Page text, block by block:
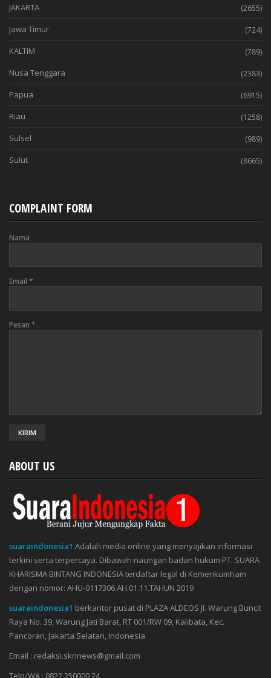
JAKARTA (2655)
Jawa Timur (724)
KALTIM (789)
Nusa Tenggara (2383)
Papua (6915)
Riau (1258)
Sulsel (989)
Sulut (8665)
COMPLAINT FORM
Nama
Email *
Pesan *
ABOUT US
suaraindonesia1 Adalah media online yang menyajikan informasi
terkini serta terpercaya. Dibawah naungan badan hukum PT. SUARA
KHARISMA BINTANG INDONESIA terdaftar legal di Kemenkumham
dengan nomor: AHU-0117306.AH.01.11.TAHUN 2019
suaraindonesia1 berkantor pusat di PLAZA ALDEOS Jl. Warung Buncit
Raya No. 39, Warung Jati Barat, RT 001/RW 09, Kalibata, Kec.
Pancoran, Jakarta Selatan, Indonesia
Email : redaksi.skrinews@gmail.com
Telp/WA : 0822 250000 24